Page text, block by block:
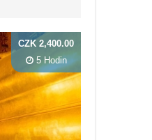
CZK 2,400.00
5 Hodin